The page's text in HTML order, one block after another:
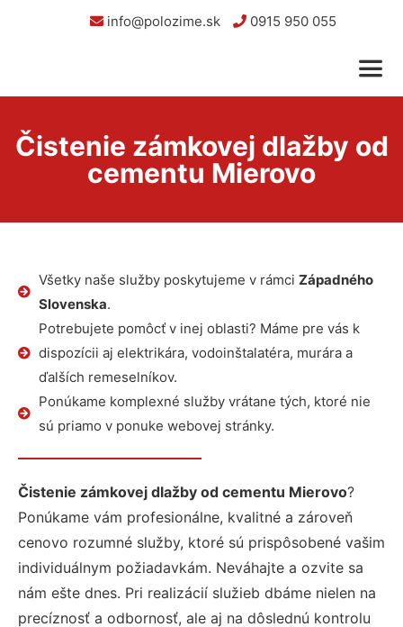
info@polozime.sk 0915 950 055
Čistenie zámkovej dlažby od
cementu Mierovo
Všetky naše služby poskytujeme v rámci Západného
Slovenska.
Potrebujete pomôcť v inej oblasti? Máme pre vás k
dispozícii aj elektrikára, vodoinštalatéra, murára a
ďalších remeselníkov.
Ponúkame komplexné služby vrátane tých, ktoré nie
sú priamo v ponuke webovej stránky.
Čistenie zámkovej dlažby od cementu Mierovo?
Ponúkame vám profesionálne, kvalitné a zároveň
cenovo rozumné služby, ktoré sú prispôsobené vašim
individuálnym požiadavkám. Neváhajte a ozvite sa
nám ešte dnes. Pri realizácií služieb dbáme nielen na
precíznosť a odbornosť, ale aj na dôslednú kontrolu